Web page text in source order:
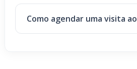
Como agendar uma visita